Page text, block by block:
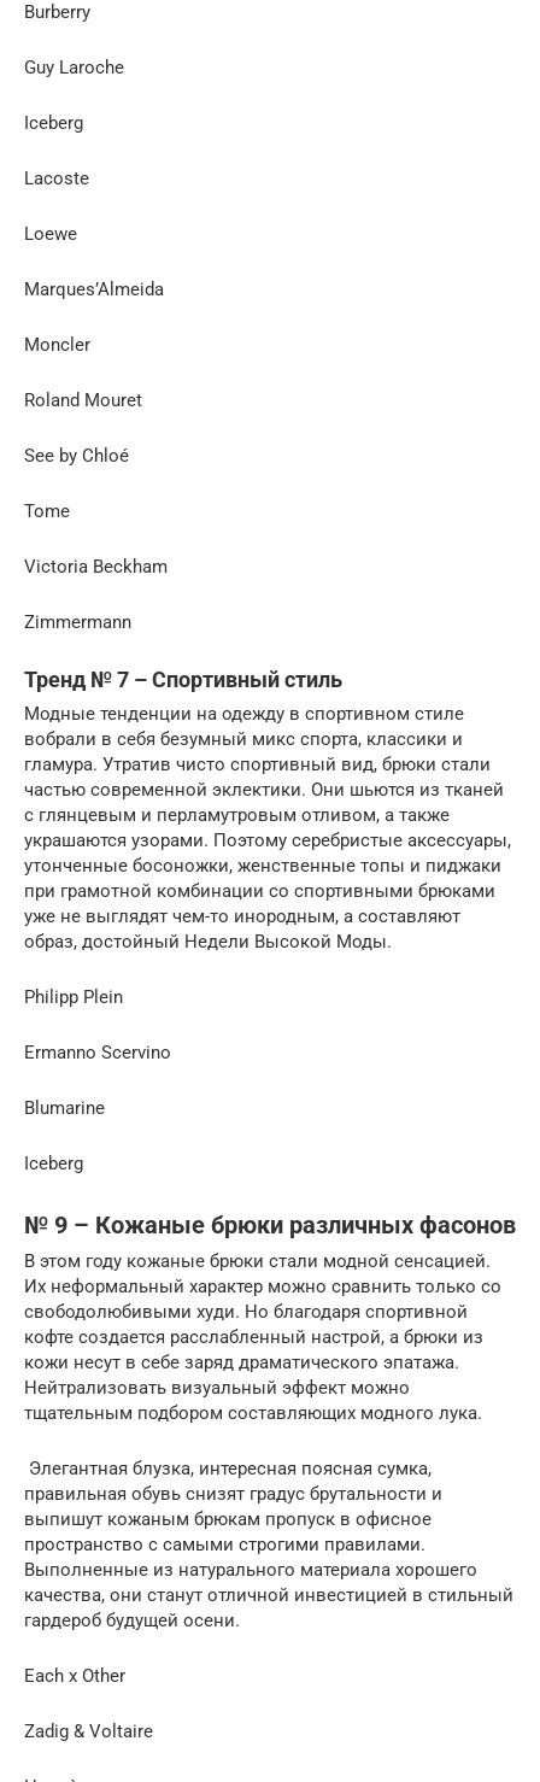
Burberry
Guy Laroche
Iceberg
Lacoste
Loewe
Marques’Almeida
Moncler
Roland Mouret
See by Chloé
Tome
Victoria Beckham
Zimmermann
Тренд № 7 – Спортивный стиль
Модные тенденции на одежду в спортивном стиле
вобрали в себя безумный микс спорта, классики и
гламура. Утратив чисто спортивный вид, брюки стали
частью современной эклектики. Они шьются из тканей
с глянцевым и перламутровым отливом, а также
украшаются узорами. Поэтому серебристые аксессуары,
утонченные босоножки, женственные топы и пиджаки
при грамотной комбинации со спортивными брюками
уже не выглядят чем-то инородным, а составляют
образ, достойный Недели Высокой Моды.
Philipp Plein
Ermanno Scervino
Blumarine
Iceberg
№ 9 – Кожаные брюки различных фасонов
В этом году кожаные брюки стали модной сенсацией.
Их неформальный характер можно сравнить только со
свободолюбивыми худи. Но благодаря спортивной
кофте создается расслабленный настрой, а брюки из
кожи несут в себе заряд драматического эпатажа.
Нейтрализовать визуальный эффект можно
тщательным подбором составляющих модного лука.
Элегантная блузка, интересная поясная сумка,
правильная обувь снизят градус брутальности и
выпишут кожаным брюкам пропуск в офисное
пространство с самыми строгими правилами.
Выполненные из натурального материала хорошего
качества, они станут отличной инвестицией в стильный
гардероб будущей осени.
Each x Other
Zadig & Voltaire